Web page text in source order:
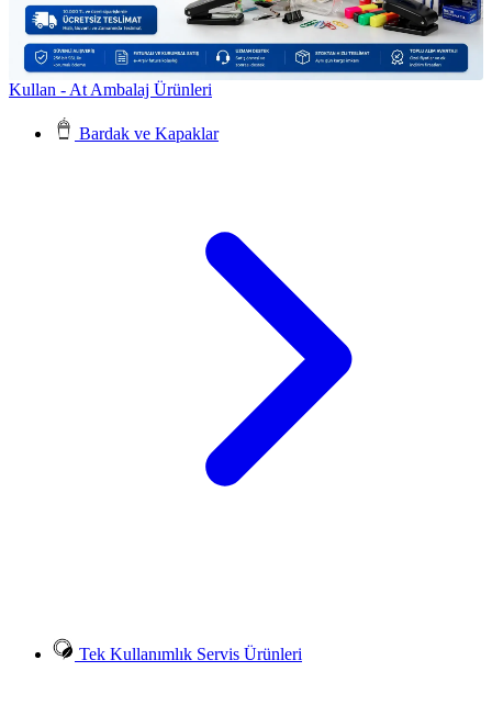
Kullan - At Ambalaj Ürünleri
Bardak ve Kapaklar
Tek Kullanımlık Servis Ürünleri